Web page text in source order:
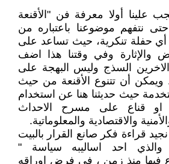
علينا أولا معرفة فن "الأقنعة
حتى نتفهم موضوعنا باعتباره من
أي حفلة تنكرية، حيث تساعد على
والإثارة وفي وقتنا هذا اضف
السذج وليس البهجة على
ويمكن أن تتنوع الأقنعة من حيث
حيث حديثنا هنا عن استخدام
او قناع على مسرح الاحداث
والاقتصادية والمعلوماتية.
قراءة فكر صانع القرار بالبيت
والذي احد اساليبه سياسة "
فيها منذ زمن ، في فرض اوراقه